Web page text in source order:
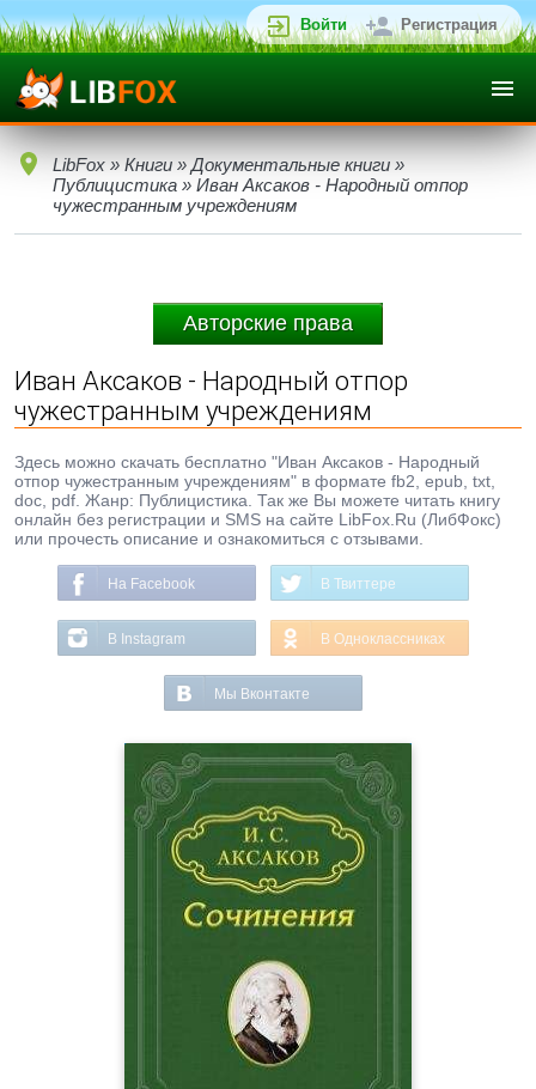
Войти Регистрация
LibFox » Книги » Документальные книги »
Публицистика » Иван Аксаков - Народный отпор
чужестранным учреждениям
Авторские права
Иван Аксаков - Народный отпор
чужестранным учреждениям
Здесь можно скачать бесплатно "Иван Аксаков - Народный
отпор чужестранным учреждениям" в формате fb2, epub, txt,
doc, pdf. Жанр: Публицистика. Так же Вы можете читать книгу
онлайн без регистрации и SMS на сайте LibFox.Ru (ЛибФокс)
или прочесть описание и ознакомиться с отзывами.
На Facebook В Твиттере
В Instagram В Одноклассниках
Мы Вконтакте